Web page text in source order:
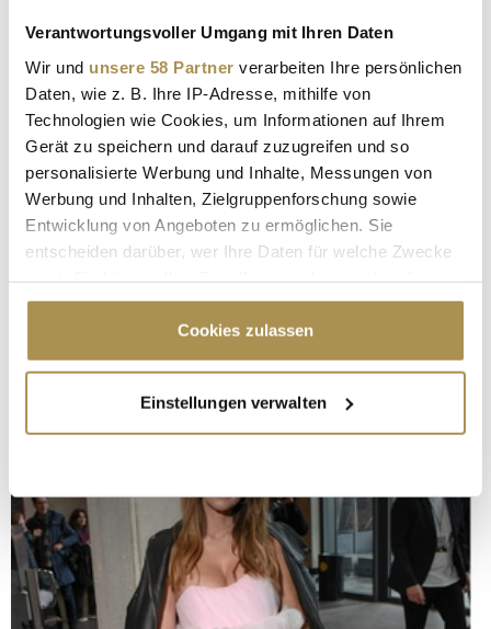
Verantwortungsvoller Umgang mit Ihren Daten
Wir und unsere 58 Partner verarbeiten Ihre persönlichen
Daten, wie z. B. Ihre IP-Adresse, mithilfe von
Technologien wie Cookies, um Informationen auf Ihrem
Gerät zu speichern und darauf zuzugreifen und so
personalisierte Werbung und Inhalte, Messungen von
Werbung und Inhalten, Zielgruppenforschung sowie
Entwicklung von Angeboten zu ermöglichen. Sie
entscheiden darüber, wer Ihre Daten für welche Zwecke
Cookie-Erklärung oder durch Klicken auf das Privacy
Trigger Symbol ändern oder widerrufen
Informationen über Ihre geografische Lage
erfassen, welche bis auf einige Meter genau sein
bestimmten Merkmalen (Fingerprinting) identifizieren
Erfahren Sie mehr darüber, wie Ihre persönlichen Daten
verarbeitet werden, und legen Sie Ihre Präferenzen im
Abschnitt Einzelheiten
Cookies zulassen
Einstellungen verwalten